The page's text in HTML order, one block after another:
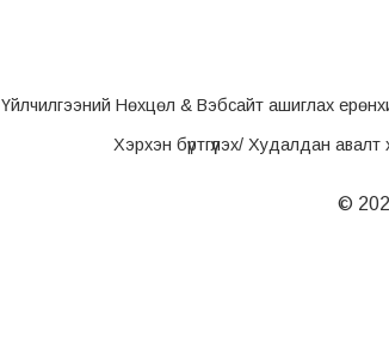
Үйлчилгээний Нөхцөл & Вэбсайт ашиглах
Хэрхэн бүртгүүлэх/ Худалдан
©